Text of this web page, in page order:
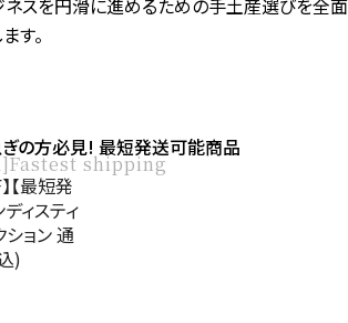
スを円滑に進めるための手土産選びを全面
す。
の方必見! 最短発送可能商品
shipping
【最短発
ィスティ
ション 通
)